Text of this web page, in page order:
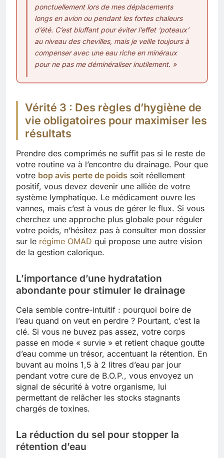
ponctuellement lors de mes déplacements
longs en avion ou pendant les fortes chaleurs
d’été. C’est bluffant pour éviter l’effet ‘poteaux’
au niveau des chevilles, mais je veille toujours à
compenser avec une eau riche en minéraux
pour ne pas me déminéraliser inutilement. »
Vérité 3 : Des règles d’hygiène de
vie obligatoires pour maximiser les
résultats
Prendre des comprimés ne suffit pas si le reste de
votre routine va à l’encontre du drainage. Pour que
votre bop avis perte de poids soit réellement
positif, vous devez devenir une alliée de votre
système lymphatique. Le médicament ouvre les
vannes, mais c’est à vous de gérer le flux. Si vous
cherchez une approche plus globale pour réguler
votre poids, n’hésitez pas à consulter mon dossier
sur le régime OMAD qui propose une autre vision
de la gestion calorique.
L’importance d’une hydratation
abondante pour stimuler le drainage
Cela semble contre-intuitif : pourquoi boire de
l’eau quand on veut en perdre ? Pourtant, c’est la
clé. Si vous ne buvez pas assez, votre corps
passe en mode « survie » et retient chaque goutte
d’eau comme un trésor, accentuant la rétention. En
buvant au moins 1,5 à 2 litres d’eau par jour
pendant votre cure de B.O.P., vous envoyez un
signal de sécurité à votre organisme, lui
permettant de relâcher les stocks stagnants
chargés de toxines.
La réduction du sel pour stopper la
rétention d’eau